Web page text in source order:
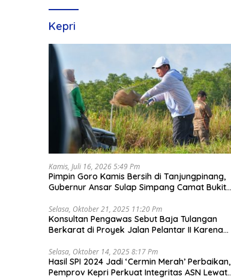
Kepri
Kamis, Juli 16, 2026 5:49 Pm
Pimpin Goro Kamis Bersih di Tanjungpinang,
Gubernur Ansar Sulap Simpang Camat Bukit
Selasa, Oktober 21, 2025 11:20 Pm
Konsultan Pengawas Sebut Baja Tulangan
Berkarat di Proyek Jalan Pelantar II Karena
Selasa, Oktober 14, 2025 8:17 Pm
Hasil SPI 2024 Jadi ‘Cermin Merah’ Perbaikan,
Pemprov Kepri Perkuat Integritas ASN Lewat